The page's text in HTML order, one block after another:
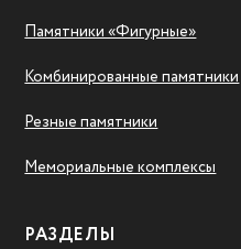
Памятники «Фигурные»
Комбинированные памятники
Резные памятники
Мемориальные комплексы
РАЗДЕЛЫ